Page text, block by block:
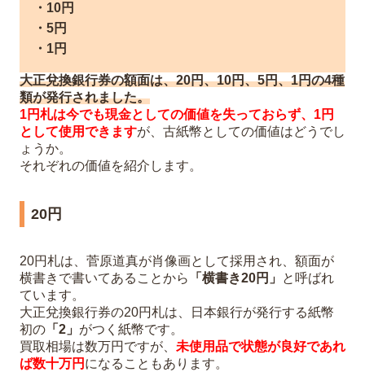
・10円
・5円
・1円
大正兌換銀行券の額面は、20円、10円、5円、1円の4種
類が発行されました。
1円札は今でも現金としての価値を失っておらず、1円
として使用できますが、古紙幣としての価値はどうでし
ょうか。
それぞれの価値を紹介します。
20円
20円札は、菅原道真が肖像画として採用され、額面が
横書きで書いてあることから
「横書き20円」 と呼ばれ
ています。
大正兌換銀行券の20円札は、日本銀行が発行する紙幣
初の 「2」 がつく紙幣です。
買取相場は数万円ですが、 未使用品で状態が良好であれ
ば数十万円 になることもあります。